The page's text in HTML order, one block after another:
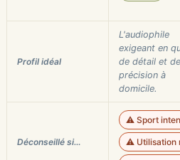
Profil idéal
L'audiophile
exigeant en
de détail et de
précision à
domicile.
Déconseillé si…
⚠️ Sport
⚠️ Utilisation